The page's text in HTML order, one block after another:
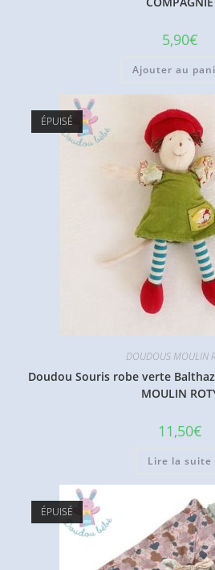
5,90€
Ajouter au
ÉPUISÉ
DOUDOUS MOULIN
Doudou Souris robe verte
MOULIN
11,50€
Lire la suite
ÉPUISÉ